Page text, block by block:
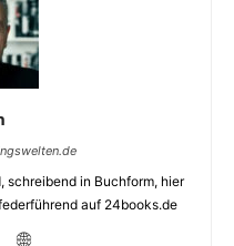
schreibend in Buchform, hier
auf 24books.de